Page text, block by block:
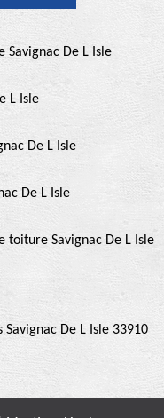
Savignac De L Isle
L Isle
De L Isle
De L Isle
Savignac De L Isle
De L Isle 33910